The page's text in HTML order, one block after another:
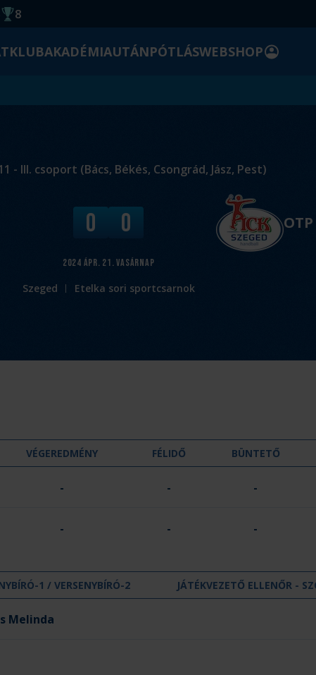
2014
Bajnoki cím
Magyar-Kupa győzelem
8
KLUBAKADÉMIAUTÁNPÓTLÁSWEBSHOPBELÉPÉS
- III. csoport (Bács, Békés, Csongrád, Jász, Pest)
2024 ápr. 21.vasárnap
V
e
r
é
0 0
Szeged Etelka sori sportcsarnok
VÉGEREDMÉNY FÉLIDŐ BÜNTETŐ
- - -
- - -
1 / VERSENYBÍRÓ-2 JÁTÉKVEZETŐ ELLENŐR -
Melinda